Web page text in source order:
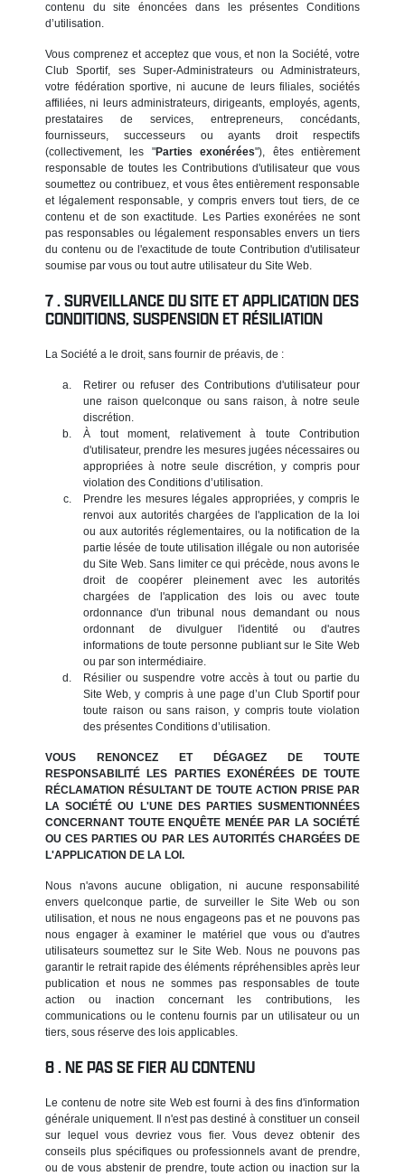
contenu du site énoncées dans les présentes Conditions
d’utilisation.
Vous comprenez et acceptez que vous, et non la Société, votre
Club Sportif, ses Super-Administrateurs ou Administrateurs,
votre fédération sportive, ni aucune de leurs filiales, sociétés
affiliées, ni leurs administrateurs, dirigeants, employés, agents,
prestataires de services, entrepreneurs, concédants,
fournisseurs, successeurs ou ayants droit respectifs
(collectivement, les "Parties exonérées"), êtes entièrement
responsable de toutes les Contributions d'utilisateur que vous
soumettez ou contribuez, et vous êtes entièrement responsable
et légalement responsable, y compris envers tout tiers, de ce
contenu et de son exactitude. Les Parties exonérées ne sont
pas responsables ou légalement responsables envers un tiers
du contenu ou de l'exactitude de toute Contribution d'utilisateur
soumise par vous ou tout autre utilisateur du Site Web.
SURVEILLANCE DU SITE ET APPLICATION DES
CONDITIONS, SUSPENSION ET RÉSILIATION
La Société a le droit, sans fournir de préavis, de :
Retirer ou refuser des Contributions d'utilisateur pour
une raison quelconque ou sans raison, à notre seule
discrétion.
À tout moment, relativement à toute Contribution
d'utilisateur, prendre les mesures jugées nécessaires ou
appropriées à notre seule discrétion, y compris pour
violation des Conditions d’utilisation.
Prendre les mesures légales appropriées, y compris le
renvoi aux autorités chargées de l'application de la loi
ou aux autorités réglementaires, ou la notification de la
partie lésée de toute utilisation illégale ou non autorisée
du Site Web. Sans limiter ce qui précède, nous avons le
droit de coopérer pleinement avec les autorités
chargées de l'application des lois ou avec toute
ordonnance d'un tribunal nous demandant ou nous
ordonnant de divulguer l'identité ou d'autres
informations de toute personne publiant sur le Site Web
ou par son intermédiaire.
Résilier ou suspendre votre accès à tout ou partie du
Site Web, y compris à une page d’un Club Sportif pour
toute raison ou sans raison, y compris toute violation
des présentes Conditions d’utilisation.
VOUS RENONCEZ ET DÉGAGEZ DE TOUTE
RESPONSABILITÉ LES PARTIES EXONÉRÉES DE TOUTE
RÉCLAMATION RÉSULTANT DE TOUTE ACTION PRISE PAR
LA SOCIÉTÉ OU L'UNE DES PARTIES SUSMENTIONNÉES
CONCERNANT TOUTE ENQUÊTE MENÉE PAR LA SOCIÉTÉ
OU CES PARTIES OU PAR LES AUTORITÉS CHARGÉES DE
L'APPLICATION DE LA LOI.
Nous n'avons aucune obligation, ni aucune responsabilité
envers quelconque partie, de surveiller le Site Web ou son
utilisation, et nous ne nous engageons pas et ne pouvons pas
nous engager à examiner le matériel que vous ou d'autres
utilisateurs soumettez sur le Site Web. Nous ne pouvons pas
garantir le retrait rapide des éléments répréhensibles après leur
publication et nous ne sommes pas responsables de toute
action ou inaction concernant les contributions, les
communications ou le contenu fournis par un utilisateur ou un
tiers, sous réserve des lois applicables.
NE PAS SE FIER AU CONTENU
Le contenu de notre site Web est fourni à des fins d'information
générale uniquement. Il n'est pas destiné à constituer un conseil
sur lequel vous devriez vous fier. Vous devez obtenir des
conseils plus spécifiques ou professionnels avant de prendre,
ou de vous abstenir de prendre, toute action ou inaction sur la